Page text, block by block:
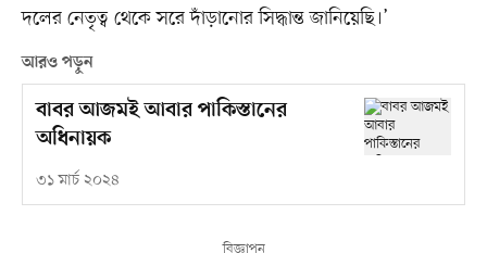
দলের নেতৃত্ব থেকে সরে দাঁড়ানোর সিদ্ধান্ত জানিয়েছি।’
আরও পড়ুন
বাবর আজমই আবার পাকিস্তানের
অধিনায়ক
৩১ মার্চ ২০২৪